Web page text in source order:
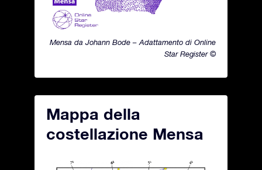
Mensa da Johann Bode – Adattamento di Online
Star Register ©
Mappa della
costellazione Mensa